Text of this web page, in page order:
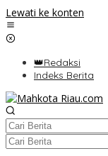
Lewati ke konten
👑Redaksi
Indeks Berita